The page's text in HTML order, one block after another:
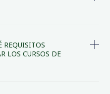
REQUISITOS
LOS CURSOS DE